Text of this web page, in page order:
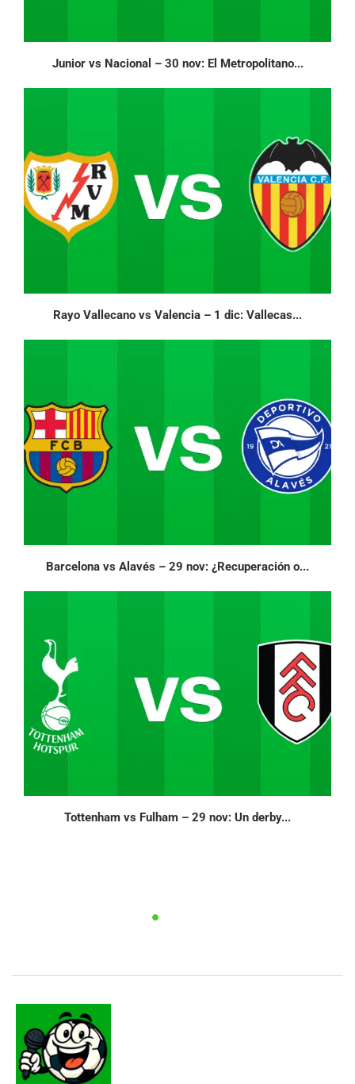
Junior vs Nacional – 30 nov: El Metropolitano...
Rayo Vallecano vs Valencia – 1 dic: Vallecas...
Barcelona vs Alavés – 29 nov: ¿Recuperación o...
Tottenham vs Fulham – 29 nov: Un derby...